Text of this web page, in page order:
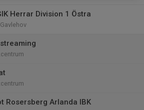
Herrar Division 1 Östra
Rosersberg Arlanda IBK